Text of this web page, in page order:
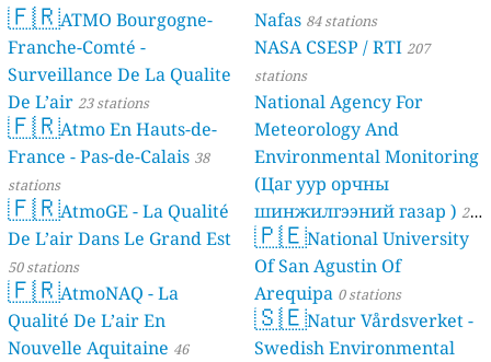
🇫🇷ATMO Bourgogne-
Franche-Comté -
Surveillance De La Qualite
De L’air 23 stations
🇫🇷Atmo En Hauts-de-
France - Pas-de-Calais 38
stations
🇫🇷AtmoGE - La Qualité
De L’air Dans Le Grand Est
50 stations
🇫🇷AtmoNAQ - La
Qualité De L’air En
Nouvelle Aquitaine 46
Nafas 84 stations
NASA CSESP / RTI 207
stations
National Agency For
Meteorology And
Environmental Monitoring
(Цаг уур орчны
шинжилгээний газар ) 21
stations
🇵🇪National University
Of San Agustin Of
Arequipa 0 stations
🇸🇪Natur Vårdsverket -
Swedish Environmental